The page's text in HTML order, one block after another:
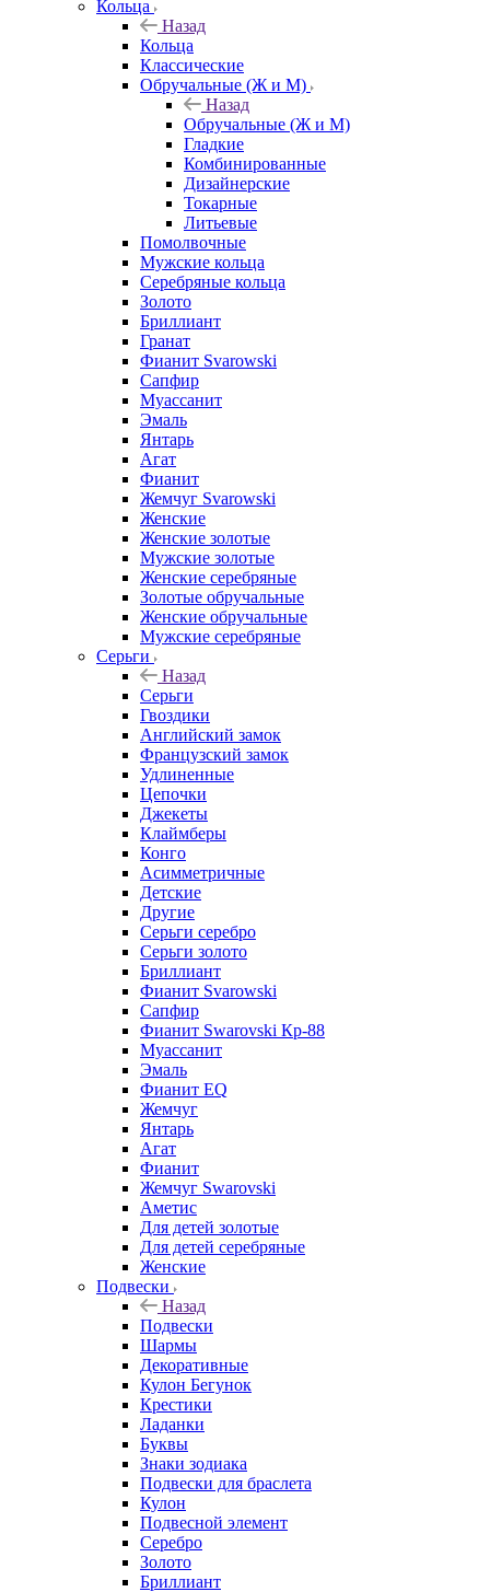
Кольца
Назад
Кольца
Классические
Обручальные (Ж и М)
Назад
Обручальные (Ж и М)
Гладкие
Комбинированные
Дизайнерские
Токарные
Литьевые
Помолвочные
Мужские кольца
Серебряные кольца
Золото
Бриллиант
Гранат
Фианит Svarowski
Сапфир
Муассанит
Эмаль
Янтарь
Агат
Фианит
Жемчуг Svarowski
Женские
Женские золотые
Мужские золотые
Женские серебряные
Золотые обручальные
Женские обручальные
Мужские серебряные
Серьги
Назад
Серьги
Гвоздики
Английский замок
Французский замок
Удлиненные
Цепочки
Джекеты
Клаймберы
Конго
Асимметричные
Детские
Другие
Серьги серебро
Серьги золото
Бриллиант
Фианит Svarowski
Сапфир
Фианит Swarovski Кр-88
Муассанит
Эмаль
Фианит EQ
Жемчуг
Янтарь
Агат
Фианит
Жемчуг Swarovski
Аметис
Для детей золотые
Для детей серебряные
Женские
Подвески
Назад
Подвески
Шармы
Декоративные
Кулон Бегунок
Крестики
Ладанки
Буквы
Знаки зодиака
Подвески для браслета
Кулон
Подвесной элемент
Серебро
Золото
Бриллиант